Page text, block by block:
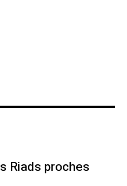
Riads proches